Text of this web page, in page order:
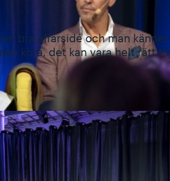
bra affärsidé och man
köra, det kan vara helt rätt